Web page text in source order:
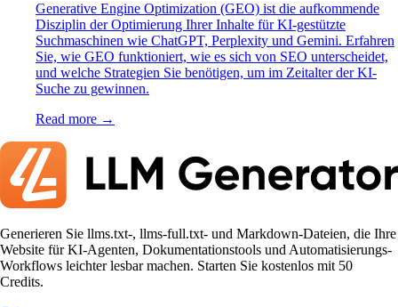
Generative Engine Optimization (GEO) ist die aufkommende
Disziplin der Optimierung Ihrer Inhalte für KI-gestützte
Suchmaschinen wie ChatGPT, Perplexity und Gemini. Erfahren
Sie, wie GEO funktioniert, wie es sich von SEO unterscheidet,
und welche Strategien Sie benötigen, um im Zeitalter der KI-
Suche zu gewinnen.
Read more →
Generieren Sie llms.txt-, llms-full.txt- und Markdown-Dateien, die Ihre
Website für KI-Agenten, Dokumentationstools und Automatisierungs-
Workflows leichter lesbar machen. Starten Sie kostenlos mit 50
Credits.